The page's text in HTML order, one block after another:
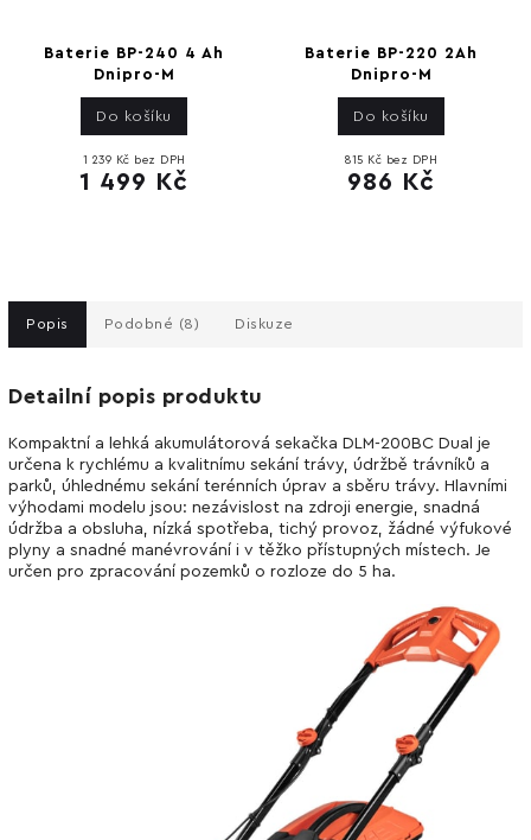
Popis Podobné (8) Diskuze
Detailní popis produktu
Kompaktní a lehká akumulátorová sekačka DLM-200BC Dual je
určena k rychlému a kvalitnímu sekání trávy, údržbě trávníků a
parků, úhlednému sekání terénních úprav a sběru trávy. Hlavními
výhodami modelu jsou: nezávislost na zdroji energie, snadná
údržba a obsluha, nízká spotřeba, tichý provoz, žádné výfukové
plyny a snadné manévrování i v těžko přístupných místech. Je
určen pro zpracování pozemků o rozloze do 5 ha.
Baterie BP-240 4 Ah
Dnipro-M
1 239 Kč bez DPH
1 499 Kč
Do košíku
Baterie BP-220 2Ah
Dnipro-M
815 Kč bez DPH
986 Kč
Do košíku